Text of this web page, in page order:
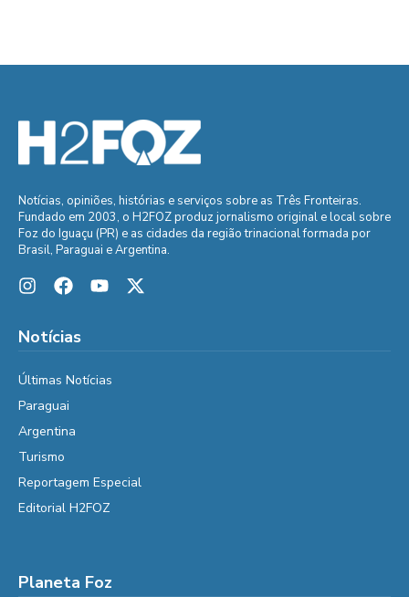
Notícias, opiniões, histórias e serviços sobre as Três Fronteiras.
Fundado em 2003, o H2FOZ produz jornalismo original e local sobre
Foz do Iguaçu (PR) e as cidades da região trinacional formada por
Brasil, Paraguai e Argentina.
Notícias
Últimas Notícias
Paraguai
Argentina
Turismo
Reportagem Especial
Editorial H2FOZ
Planeta Foz